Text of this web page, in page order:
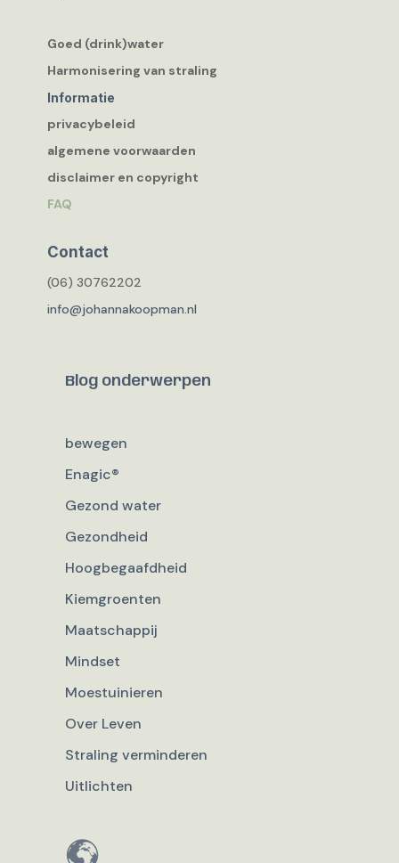
Goed (drink)water
Harmonisering van straling
Informatie
privacybeleid
algemene voorwaarden
disclaimer en copyright
FAQ
Contact
(06) 30762202
info@johannakoopman.nl
Blog onderwerpen
bewegen
Enagic®
Gezond water
Gezondheid
Hoogbegaafdheid
Kiemgroenten
Maatschappij
Mindset
Moestuinieren
Over Leven
Straling verminderen
Uitlichten